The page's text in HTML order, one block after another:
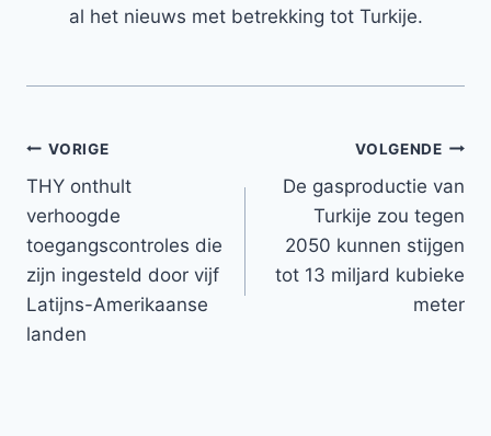
al het nieuws met betrekking tot Turkije.
Bericht
navigatie
VORIGE
THY onthult
verhoogde
toegangscontroles die
zijn ingesteld door vijf
Latijns-Amerikaanse
landen
VOLGENDE
De gasproductie van
Turkije zou tegen
2050 kunnen stijgen
tot 13 miljard kubieke
meter